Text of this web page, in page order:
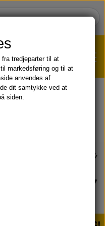
😎
HER!
tredjeparter til at
markedsføring og til at
anvendes af
dit samtykke ved at
siden.